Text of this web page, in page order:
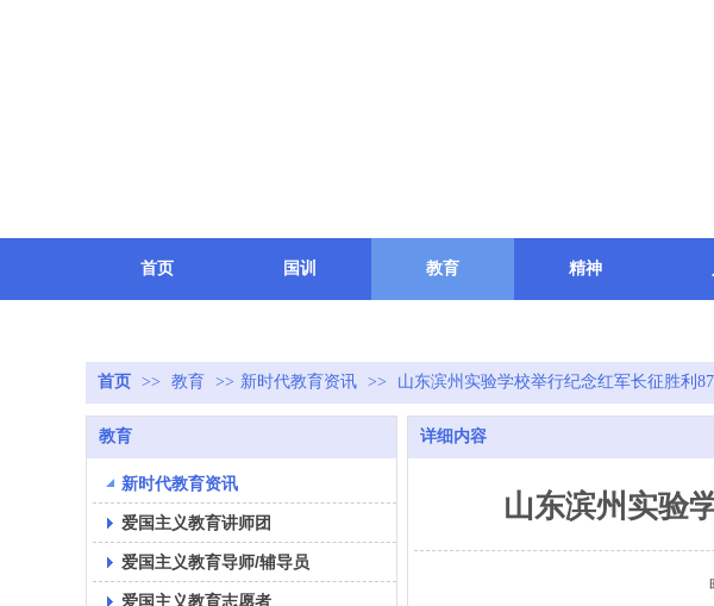
首页 国训 教育 精神
首页 >> 教育 >> 新时代教育资讯 >> 山东滨州实验学校举行纪念红军长征胜利
教育
新时代教育资讯
爱国主义教育讲师团
爱国主义教育导师/辅导员
爱国主义教育志愿者
详细内容
山东滨州实验